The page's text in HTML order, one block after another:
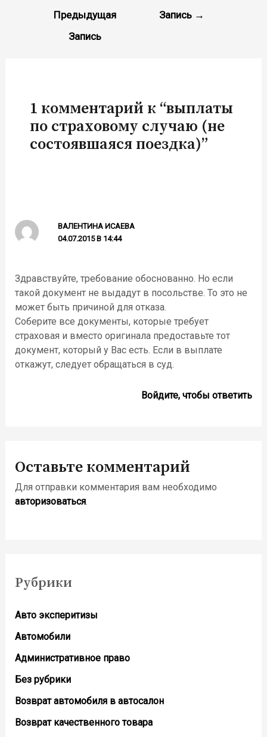
записям
Предыдущая
Запись
Запись →
1 комментарий к “выплаты
по страховому случаю (не
состоявшаяся поездка)”
ВАЛЕНТИНА ИСАЕВА
04.07.2015 В 14:44
Здравствуйте, требование обоснованно. Но если
такой документ не выдадут в посольстве. То это не
может быть причиной для отказа.
Соберите все документы, которые требует
страховая и вместо оригинала предоставьте тот
документ, который у Вас есть. Если в выплате
откажут, следует обращаться в суд.
Войдите, чтобы ответить
Оставьте комментарий
Для отправки комментария вам необходимо
авторизоваться.
Рубрики
Авто эксперитизы
Автомобили
Административное право
Без рубрики
Возврат автомобиля в автосалон
Возврат кaчественного товара